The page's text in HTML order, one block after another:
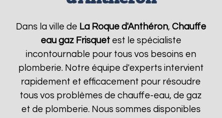
Dans la ville de La Roque d'Anthéron, Chauffe
eau gaz Frisquetest le spécialiste
incontournable pour tous vos besoins en
plomberie. Notre équipe d'experts intervient
rapidement et efficacement pour résoudre
tous vos problèmes de chauffe-eau, de gaz
et de plomberie. Nous sommes disponibles